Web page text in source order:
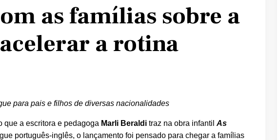
as famílias sobre a
a rotina
para pais e filhos de diversas nacionalidades
que a escritora e pedagoga Marli Beraldi traz na obra infantil As
português-inglês, o lançamento foi pensado para chegar a famílias